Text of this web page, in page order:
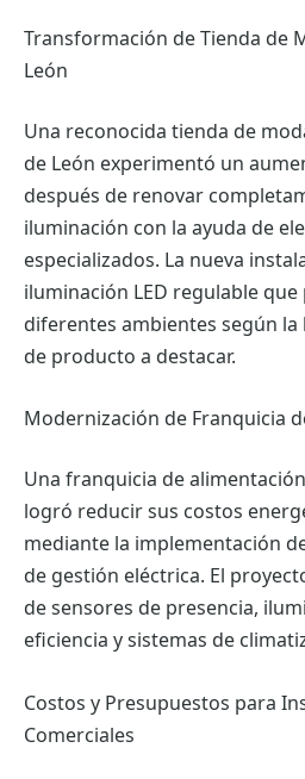
Transformación de Tienda de
León
Una reconocida tienda de
de León experimentó un
después de renovar
iluminación con la ayuda de
especializados. La nueva
iluminación LED regulable
diferentes ambientes según la
de producto a destacar.
Modernización de Franquicia
Una franquicia de
logró reducir sus costos
mediante la implementación
de gestión eléctrica. El
de sensores de presencia,
eficiencia y sistemas de
Costos y Presupuestos para
Comerciales